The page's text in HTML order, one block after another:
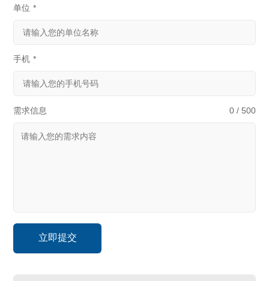
单位 *
手机 *
需求信息 0 / 500